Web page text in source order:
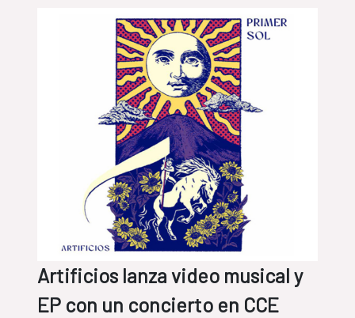
Artificios lanza video musical y
EP con un concierto en CCE